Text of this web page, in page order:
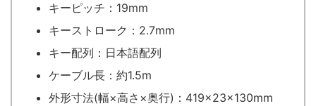
キーピッチ：19mm
キーストローク：2.7mm
キー配列：日本語配列
ケーブル長：約1.5m
外形寸法(幅×高さ×奥行)：419×23×130mm